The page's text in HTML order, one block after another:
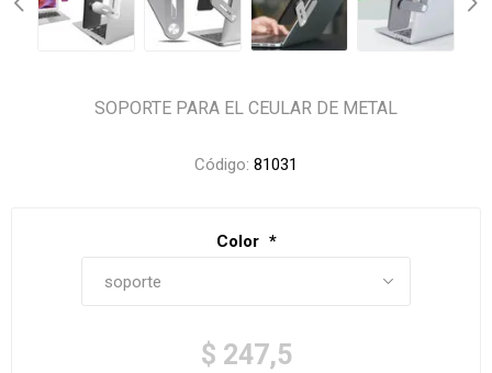
SOPORTE PARA EL CEULAR DE METAL
Código: 81031
Color *
$ 247,5